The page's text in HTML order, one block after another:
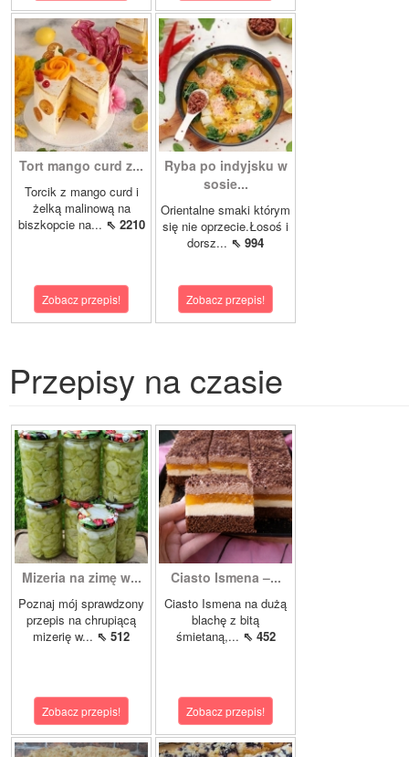
Tort mango curd z...
Torcik z mango curd i
żelką malinową na
biszkopcie na... ⇖ 2210
Zobacz przepis!
Ryba po indyjsku w
sosie...
Orientalne smaki którym
się nie oprzecie.Łosoś i
dorsz... ⇖ 994
Zobacz przepis!
Przepisy na czasie
Mizeria na zimę w...
Poznaj mój sprawdzony
przepis na chrupiącą
mizerię w... ⇖ 512
Zobacz przepis!
Ciasto Ismena –...
Ciasto Ismena na dużą
blachę z bitą
śmietaną,... ⇖ 452
Zobacz przepis!